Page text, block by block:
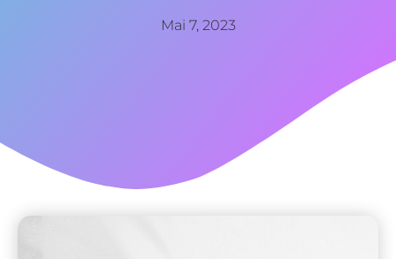
Mai 7, 2023